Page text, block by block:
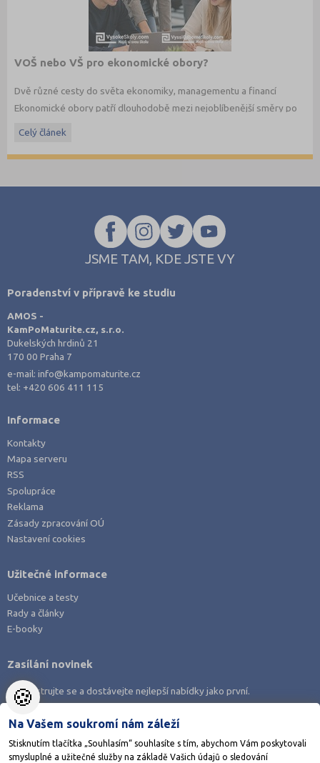
VOŠ nebo VŠ pro ekonomické obory?
Dvě různé cesty do světa ekonomiky, managementu a financí
Ekonomické obory patří dlouhodobě mezi nejoblíbenější směry po
studovat, ale také jakým způsobem. Vedle vysokých škol dnes
ekonomické studium a úzké propojení s praxí.
Celý článek
JSME TAM, KDE JSTE VY
Poradenství v přípravě ke studiu
AMOS -
KamPoMaturite.cz, s.r.o.
Dukelských hrdinů 21
170 00 Praha 7
e-mail:info@kampomaturite.cz
tel: +420 606 411 115
Informace
Kontakty
Mapa serveru
RSS
Spolupráce
Reklama
Zásady zpracování OÚ
Nastavení cookies
Užitečné informace
Učebnice a testy
Rady a články
E-booky
Zasílání novinek
Zaregistrujte se a dostávejte nejlepší nabídky jako první.
🍪
Na Vašem soukromí nám záleží
Stisknutím tlačítka „Souhlasím“ souhlasíte s tím, abychom Vám poskytovali
smysluplné a užitečné služby na základě Vašich údajů o sledování